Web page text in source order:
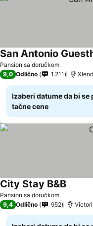
Pansion sa doručkom
San Antonio
9,0 Odlično 1.211
Izaberi datume da bi se
tačne cene
Pansion sa doručkom
City Stay B&B
9,4 Odlično 952